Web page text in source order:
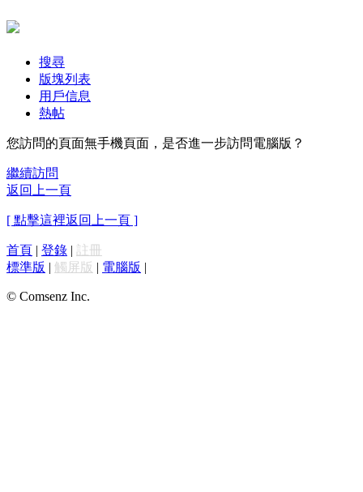
搜尋
版塊列表
用戶信息
熱帖
您訪問的頁面無手機頁面，是否進一步訪問電腦版？
繼續訪問
返回上一頁
[ 點擊這裡返回上一頁 ]
首頁 | 登錄 | 註冊
標準版 | 觸屏版 | 電腦版 |
© Comsenz Inc.